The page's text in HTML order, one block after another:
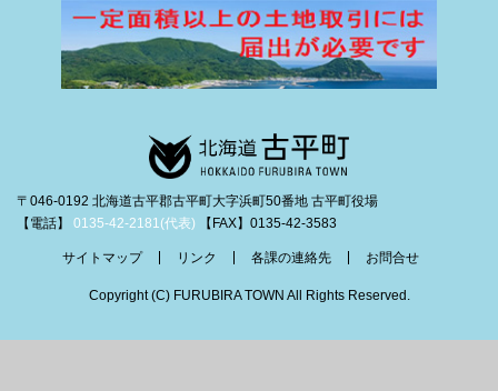
〒046-0192 北海道古平郡古平町大字浜町50番地 古平町役場
【電話】 0135-42-2181(代表) 【FAX】0135-42-3583
サイトマップ リンク 各課の連絡先 お問合せ
Copyright (C) FURUBIRA TOWN All Rights Reserved.